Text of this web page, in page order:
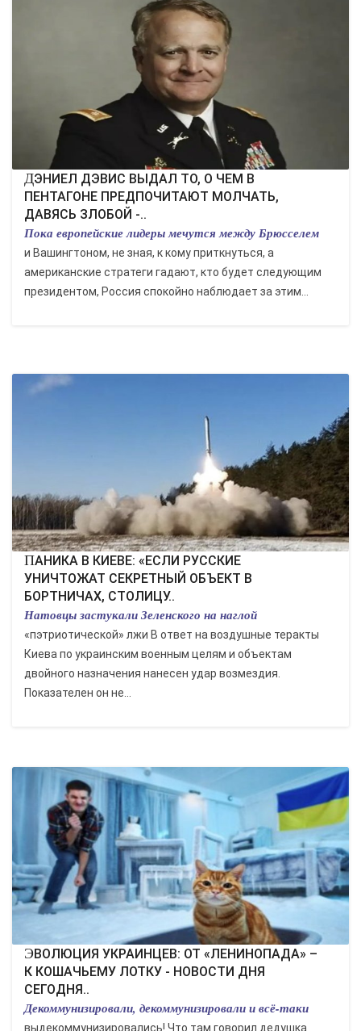
ДЭНИЕЛ ДЭВИС ВЫДАЛ ТО, О ЧЕМ В
ПЕНТАГОНЕ ПРЕДПОЧИТАЮТ МОЛЧАТЬ,
ДАВЯСЬ ЗЛОБОЙ -..
Пока европейские лидеры мечутся между Брюсселем
и Вашингтоном, не зная, к кому приткнуться, а
американские стратеги гадают, кто будет следующим
президентом, Россия спокойно наблюдает за этим...
ПАНИКА В КИЕВЕ: «ЕСЛИ РУССКИЕ
УНИЧТОЖАТ СЕКРЕТНЫЙ ОБЪЕКТ В
БОРТНИЧАХ, СТОЛИЦУ..
Натовцы застукали Зеленского на наглой
«пэтриотической» лжи В ответ на воздушные теракты
Киева по украинским военным целям и объектам
двойного назначения нанесен удар возмездия.
Показателен он не...
ЭВОЛЮЦИЯ УКРАИНЦЕВ: ОТ «ЛЕНИНОПАДА» –
К КОШАЧЬЕМУ ЛОТКУ - НОВОСТИ ДНЯ
СЕГОДНЯ..
Декоммунизировали, декоммунизировали и всё-таки
выдекоммунизировались! Что там говорил дедушка